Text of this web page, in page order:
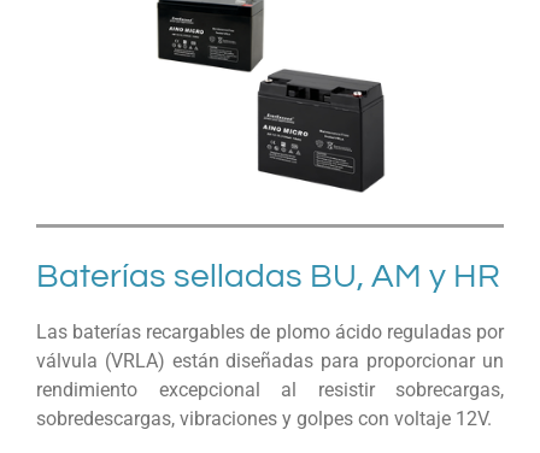
Baterías selladas BU, AM y HR
Las baterías recargables de plomo ácido reguladas por
válvula (VRLA) están diseñadas para proporcionar un
rendimiento excepcional al resistir sobrecargas,
sobredescargas, vibraciones y golpes con voltaje 12V.